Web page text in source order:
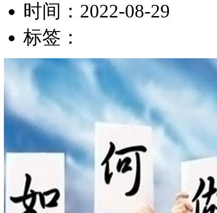
时间： 2022-08-29
标签：